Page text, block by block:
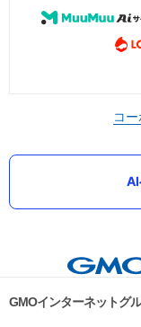
コ
GMOインターネットグ